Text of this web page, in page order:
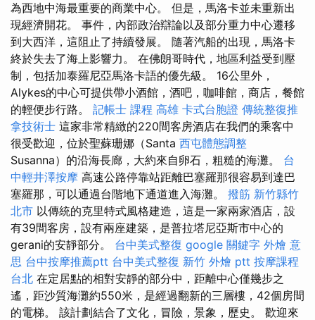
為西地中海最重要的商業中心。 但是，馬洛卡並未重新出
現經濟開花。 事件，內部政治辯論以及部分重力中心遷移
到大西洋，這阻止了持續發展。 隨著汽船的出現，馬洛卡
終於失去了海上影響力。 在佛朗哥時代，地區利益受到壓
制，包括加泰羅尼亞馬洛卡語的優先級。 16公里外，
Alykes的中心可提供帶小酒館，酒吧，咖啡館，商店，餐館
的輕便步行路。 記帳士 課程 高雄 卡式台胞證 傳統整復推
拿技術士 這家非常精緻的220間客房酒店在我們的乘客中
很受歡迎，位於聖蘇珊娜（Santa 西屯體態調整
Susanna）的沿海長廊，大約來自卵石，粗糙的海灘。 台
中輕井澤按摩 高速公路停靠站距離巴塞羅那很容易到達巴
塞羅那，可以通過台階地下通道進入海灘。 撥筋 新竹縣竹
北市 以傳統的克里特式風格建造，這是一家兩家酒店，設
有39間客房，設有兩座建築，是普拉塔尼亞斯市中心的
gerani的安靜部分。 台中美式整復 google 關鍵字 外燴 意
思 台中按摩推薦ptt 台中美式整復 新竹 外燴 ptt 按摩課程
台北 在定居點​​的相對安靜的部分中，距離中心僅幾步之
遙，距沙質海灘約550米，是經過翻新的三層樓，42個房間
的電梯。 該計劃結合了文化，冒險，景象，歷史。 歡迎來